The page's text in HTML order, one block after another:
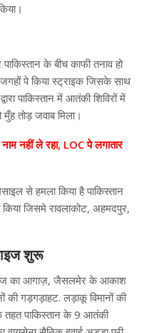
के बीच काफी तनाव हो
पे किया स्ट्राइक जिसके साथ
पाकिस्तान में आतंकी शिविरों में
तोड़ जवाब मिला।
नहीं ले रहा, LOC पे लगातार
से हमला किया है पाकिस्तान
जिसमे रावलाकोट, अहमदपुर,
शुरू
का आगाज़, जैसलमेर के आकाश
की गड़गड़ाहट. लड़ाकू विमानों की
पाकिस्तान के 9 आतंकी